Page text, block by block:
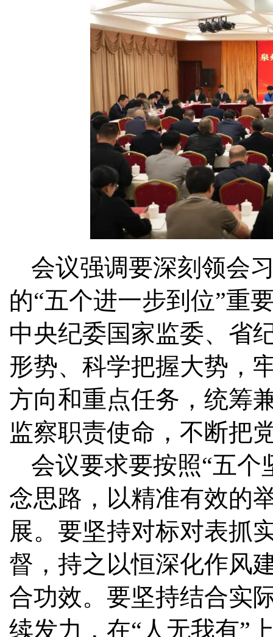
会议强调要深刻领会
的“五个进一步到位”重
中央纪委国家监委、省
形势、科学把握大势，
方向和重点任务，统筹
监察职责使命，不断把
会议要求要按照“五个
念思路，以精准有效的
展。要坚持对标对表抓
督，持之以恒深化作风
合功效。要坚持结合实
续发力，在“人无我有”